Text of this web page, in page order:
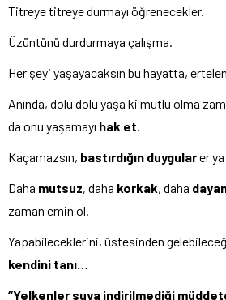
Titreye titreye durmayı öğrenecekler.
Üzüntünü durdurmaya çalışma.
Her şeyi yaşayacaksın bu hayatta,
Anında, dolu dolu yaşa ki mutlu olma
da onu yaşamayı hak et.
Kaçamazsın, bastırdığın duygularer
Daha mutsuz, daha korkak, daha
zaman emin ol.
Yapabileceklerini, üstesinden
kendini tanı…
“Yelkenler suya indirilmediği